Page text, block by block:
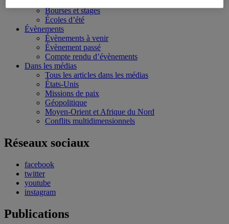
Bourses et stages
Écoles d’été
Évènements
Évènements à venir
Évènement passé
Compte rendu d’évènements
Dans les médias
Tous les articles dans les médias
États-Unis
Missions de paix
Géopolitique
Moyen-Orient et Afrique du Nord
Conflits multidimensionnels
Réseaux sociaux
facebook
twitter
youtube
instagram
Publications